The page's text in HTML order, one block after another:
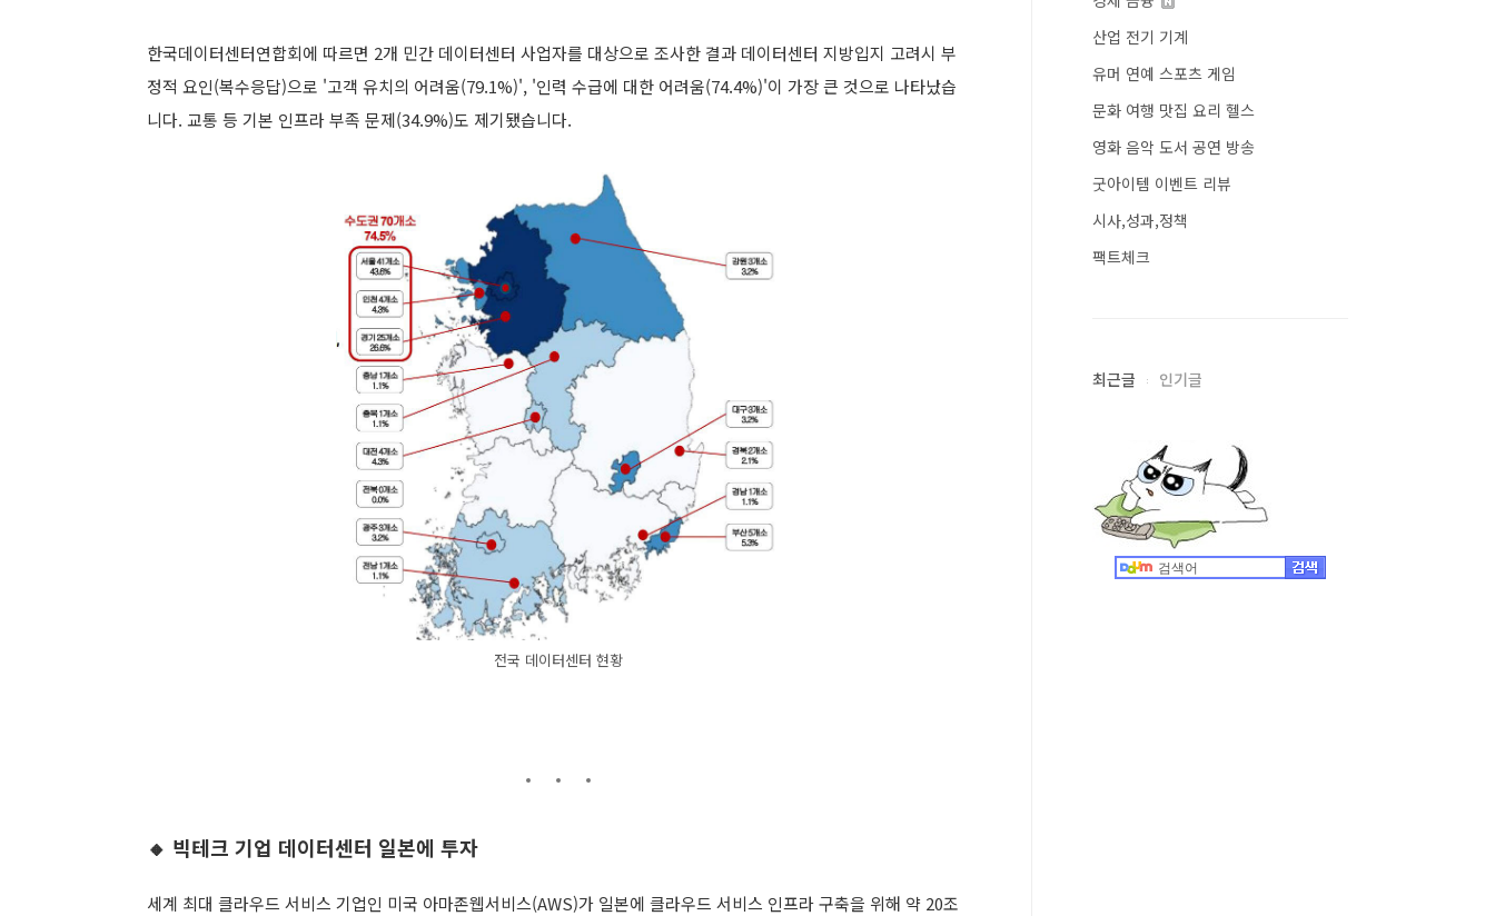
한국데이터센터연합회에 따르면 2개 민간 데이터센터 사업자를 대상으로 조사한 결과 데이터센터 지방입지 고려시 부
정적 요인(복수응답)으로 '고객 유치의 어려움(79.1%)', '인력 수급에 대한 어려움(74.4%)'이 가장 큰 것으로 나타났습
니다. 교통 등 기본 인프라 부족 문제(34.9%)도 제기됐습니다.
전국 데이터센터 현황
🔸 빅테크 기업 데이터센터 일본에 투자
세계 최대 클라우드 서비스 기업인 미국 아마존웹서비스(AWS)가 일본에 클라우드 서비스 인프라 구축을 위해 약 20조
산업 전기 기계
유머 연예 스포츠 게임
문화 여행 맛집 요리 헬스
영화 음악 도서 공연 방송
굿아이템 이벤트 리뷰
시사,성과,정책
팩트체크
최근글 인기글